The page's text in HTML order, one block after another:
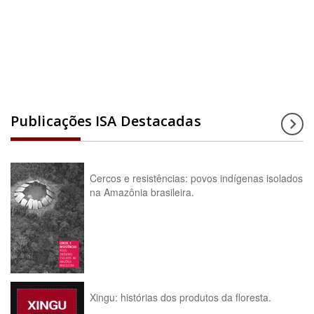
Publicações ISA Destacadas
Cercos e resistências: povos indígenas isolados
na Amazônia brasileira.
Xingu: histórias dos produtos da floresta.